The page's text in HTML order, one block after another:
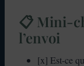
📋 Mini-
l’envoi
[x] Est-ce